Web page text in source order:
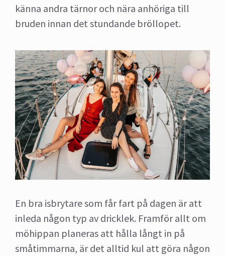
känna andra tärnor och nära anhöriga till
bruden innan det stundande bröllopet.
En bra isbrytare som får fart på dagen är att
inleda någon typ av dricklek. Framför allt om
möhippan planeras att hålla långt in på
småtimmarna, är det alltid kul att göra någon